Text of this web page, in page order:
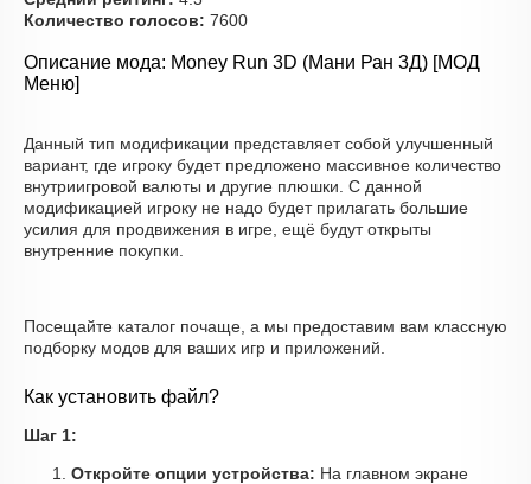
Количество голосов: 7600
Описание мода: Money Run 3D (Мани Ран 3Д) [МОД
Меню]
Данный тип модификации представляет собой улучшенный
вариант, где игроку будет предложено массивное количество
внутриигровой валюты и другие плюшки. С данной
модификацией игроку не надо будет прилагать большие
усилия для продвижения в игре, ещё будут открыты
внутренние покупки.
Посещайте каталог почаще, а мы предоставим вам классную
подборку модов для ваших игр и приложений.
Как установить файл?
Шаг 1:
Откройте опции устройства: На главном экране